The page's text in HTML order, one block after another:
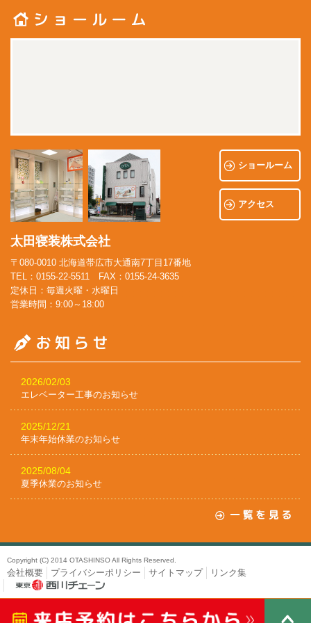
ショールーム
アクセス
太田寝装株式会社
〒080-0010 北海道帯広市大通南7丁目17番地
TEL：0155-22-5511 FAX：0155-24-3635
定休日：毎週火曜・水曜日
営業時間：9:00～18:00
2026/02/03
エレベーター工事のお知らせ
2025/12/21
年末年始休業のお知らせ
2025/08/04
夏季休業のお知らせ
Copyright (C) 2014 OTASHINSO All Rights Reserved.
会社概要 プライバシーポリシー サイトマップ リンク集